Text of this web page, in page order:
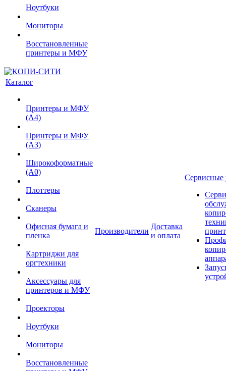
Ноутбуки
Мониторы
Восстановленные
принтеры и МФУ
Каталог
Принтеры и МФУ
(А4)
Принтеры и МФУ
(А3)
Широкоформатные
(А0)
Плоттеры
Сканеры
Офисная бумага и
пленка
Картриджи для
оргтехники
Аксессуары для
принтеров и МФУ
Проекторы
Ноутбуки
Мониторы
Восстановленные
Производители
Доставка
и оплата
Сервисные